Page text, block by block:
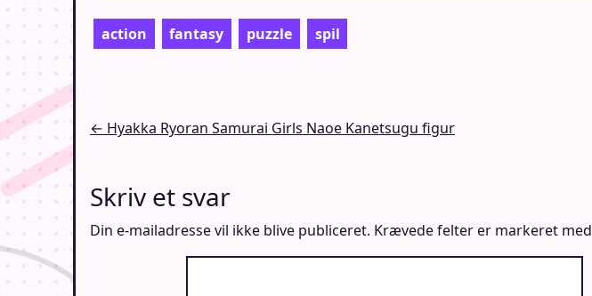
action fantasy puzzle spil
Indlægsnavigation
← Hyakka Ryoran Samurai Girls Naoe Kanetsugu figur
Skriv et svar
Din e-mailadresse vil ikke blive publiceret. Krævede felter er markeret med